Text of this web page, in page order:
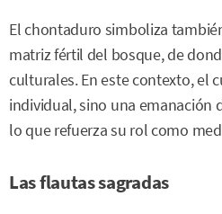
El chontaduro simboliza
matriz fértil del bosque, de
culturales. En este contexto, el
individual, sino una emanación
lo que refuerza su rol como
Las flautas sagradas